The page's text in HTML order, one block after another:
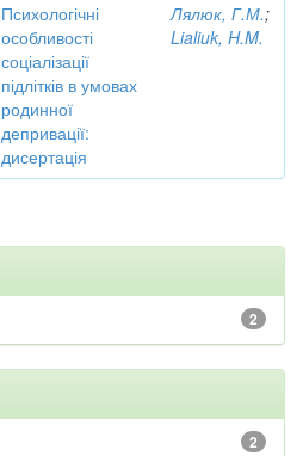
Психологічні
особливості
соціалізації
підлітків в умовах
родинної
депривації:
дисертація
Лялюк, Г.М.;
Lialiuk, H.M.
2
2